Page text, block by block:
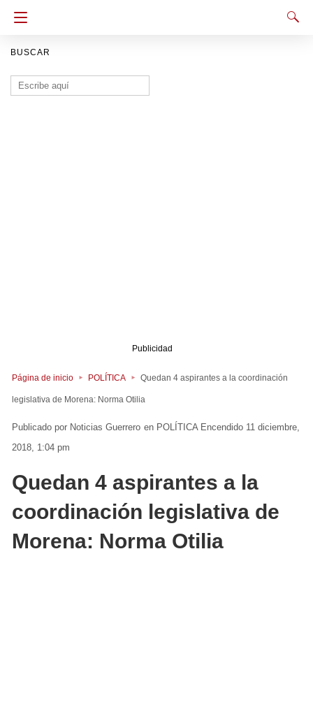
BUSCAR
Buscar:
Publicidad
Página de inicio POLÍTICA Quedan 4 aspirantes a la coordinación
legislativa de Morena: Norma Otilia
Noticias Guerrero en POLÍTICA Encendido 11 diciembre,
2018, 1:04 pm
Quedan 4 aspirantes a la
coordinación legislativa de
Morena: Norma Otilia